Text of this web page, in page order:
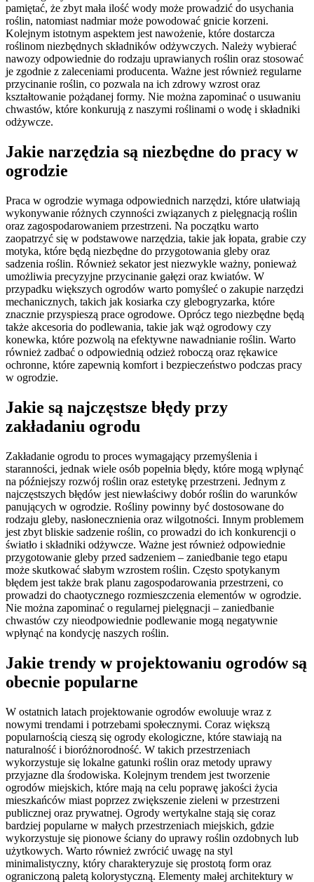
pamiętać, że zbyt mała ilość wody może prowadzić do usychania
roślin, natomiast nadmiar może powodować gnicie korzeni.
Kolejnym istotnym aspektem jest nawożenie, które dostarcza
roślinom niezbędnych składników odżywczych. Należy wybierać
nawozy odpowiednie do rodzaju uprawianych roślin oraz stosować
je zgodnie z zaleceniami producenta. Ważne jest również regularne
przycinanie roślin, co pozwala na ich zdrowy wzrost oraz
kształtowanie pożądanej formy. Nie można zapominać o usuwaniu
chwastów, które konkurują z naszymi roślinami o wodę i składniki
odżywcze.
Jakie narzędzia są niezbędne do pracy w
ogrodzie
Praca w ogrodzie wymaga odpowiednich narzędzi, które ułatwiają
wykonywanie różnych czynności związanych z pielęgnacją roślin
oraz zagospodarowaniem przestrzeni. Na początku warto
zaopatrzyć się w podstawowe narzędzia, takie jak łopata, grabie czy
motyka, które będą niezbędne do przygotowania gleby oraz
sadzenia roślin. Również sekator jest niezwykle ważny, ponieważ
umożliwia precyzyjne przycinanie gałęzi oraz kwiatów. W
przypadku większych ogrodów warto pomyśleć o zakupie narzędzi
mechanicznych, takich jak kosiarka czy glebogryzarka, które
znacznie przyspieszą prace ogrodowe. Oprócz tego niezbędne będą
także akcesoria do podlewania, takie jak wąż ogrodowy czy
konewka, które pozwolą na efektywne nawadnianie roślin. Warto
również zadbać o odpowiednią odzież roboczą oraz rękawice
ochronne, które zapewnią komfort i bezpieczeństwo podczas pracy
w ogrodzie.
Jakie są najczęstsze błędy przy
zakładaniu ogrodu
Zakładanie ogrodu to proces wymagający przemyślenia i
staranności, jednak wiele osób popełnia błędy, które mogą wpłynąć
na późniejszy rozwój roślin oraz estetykę przestrzeni. Jednym z
najczęstszych błędów jest niewłaściwy dobór roślin do warunków
panujących w ogrodzie. Rośliny powinny być dostosowane do
rodzaju gleby, nasłonecznienia oraz wilgotności. Innym problemem
jest zbyt bliskie sadzenie roślin, co prowadzi do ich konkurencji o
światło i składniki odżywcze. Ważne jest również odpowiednie
przygotowanie gleby przed sadzeniem – zaniedbanie tego etapu
może skutkować słabym wzrostem roślin. Często spotykanym
błędem jest także brak planu zagospodarowania przestrzeni, co
prowadzi do chaotycznego rozmieszczenia elementów w ogrodzie.
Nie można zapominać o regularnej pielęgnacji – zaniedbanie
chwastów czy nieodpowiednie podlewanie mogą negatywnie
wpłynąć na kondycję naszych roślin.
Jakie trendy w projektowaniu ogrodów są
obecnie popularne
W ostatnich latach projektowanie ogrodów ewoluuje wraz z
nowymi trendami i potrzebami społecznymi. Coraz większą
popularnością cieszą się ogrody ekologiczne, które stawiają na
naturalność i bioróżnorodność. W takich przestrzeniach
wykorzystuje się lokalne gatunki roślin oraz metody uprawy
przyjazne dla środowiska. Kolejnym trendem jest tworzenie
ogrodów miejskich, które mają na celu poprawę jakości życia
mieszkańców miast poprzez zwiększenie zieleni w przestrzeni
publicznej oraz prywatnej. Ogrody wertykalne stają się coraz
bardziej popularne w małych przestrzeniach miejskich, gdzie
wykorzystuje się pionowe ściany do uprawy roślin ozdobnych lub
użytkowych. Warto również zwrócić uwagę na styl
minimalistyczny, który charakteryzuje się prostotą form oraz
ograniczoną paletą kolorystyczną. Elementy małej architektury w